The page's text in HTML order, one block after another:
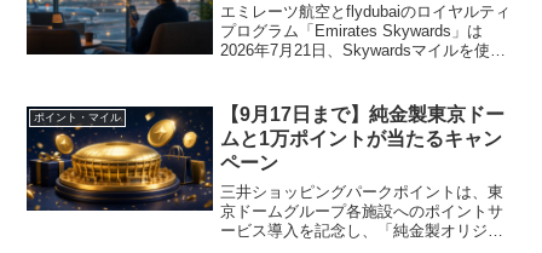
エミレーツ航空とflydubaiのロイヤルティ
プログラム「Emirates Skywards」は
2026年7月21日、Skywardsマイルを使う
カード会員で、特典...
ポイント・マイル
【9月17日まで】純金製東京ドー
ムと1万ポイントが当たるキャン
ペーン
三井ショッピングパークポイントは、東
京ドームグループ各施設へのポイントサ
ービス導入を記念し、「純金製オリジナ